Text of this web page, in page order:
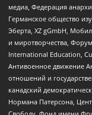
медиа, Федерация
Германское общество
Эберта, XZ gGmbH,
и миротворчества,
International Education,
Антивоенное движение
отношений и
канадский
Нормана Патерсона,